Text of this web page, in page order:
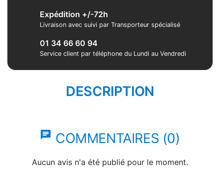
Expédition +/-72h
Livraison avec suivi par Transporteur spécialisé
01 34 66 60 94
Service client par téléphone du Lundi au Vendredi
DESCRIPTION
chat COMMENTAIRES (0)
Aucun avis n'a été publié pour le moment.